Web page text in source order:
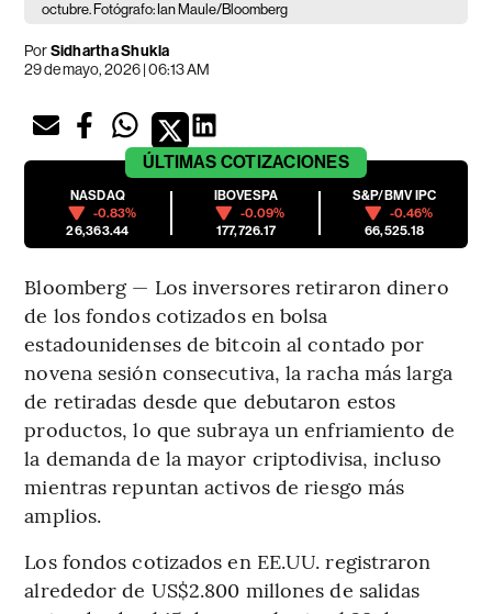
octubre. Fotógrafo: Ian Maule/Bloomberg
PorSidhartha Shukla
29 de mayo, 2026 | 06:13 AM
ÚLTIMAS COTIZACIONES
NASDAQ
-0.83%
26,363.44
IBOVESPA
-0.09%
177,726.17
S&P/BMV IPC
-0.46%
66,525.18
Bloomberg — Los inversores retiraron dinero
de los fondos cotizados en bolsa
estadounidenses de bitcoin al contado por
novena sesión consecutiva, la racha más larga
de retiradas desde que debutaron estos
productos, lo que subraya un enfriamiento de
la demanda de la mayor criptodivisa, incluso
mientras repuntan activos de riesgo más
amplios.
Los fondos cotizados en EE.UU. registraron
alrededor de US$2.800 millones de salidas